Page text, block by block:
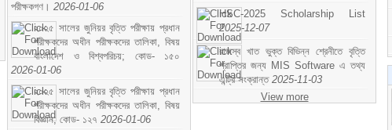
পরীক্ষকগণ। 2026-01-06
২০২৫ সালের জুনিয়র বৃত্তি পরীক্ষায় প্রধান
পরীক্ষকদের অধীন পরীক্ষকদের তালিকা, বিষয়
বাংলাদেশ ও বিশ্বপরিচয়; কোড- ১৫০
2026-01-06
২০২৫ সালের জুনিয়র বৃত্তি পরীক্ষায় প্রধান
পরীক্ষকদের অধীন পরীক্ষকদের তালিকা, বিষয়
বিজ্ঞান; কোড- ১২৭ 2026-01-06
HSC-2025 Scholarship List
2025-12-07
রাজস্ব খাত ভুক্ত বিভিন্ন শ্রেনীতে বৃত্তি
প্রাপ্তির জন্য MIS Software এ তথ্য
এন্ট্রি সংক্রান্ত 2025-11-03
View more